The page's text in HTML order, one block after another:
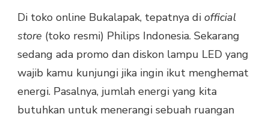
Di toko online Bukalapak, tepatnya di official
store (toko resmi) Philips Indonesia. Sekarang
sedang ada promo dan diskon lampu LED yang
wajib kamu kunjungi jika ingin ikut menghemat
energi. Pasalnya, jumlah energi yang kita
butuhkan untuk menerangi sebuah ruangan